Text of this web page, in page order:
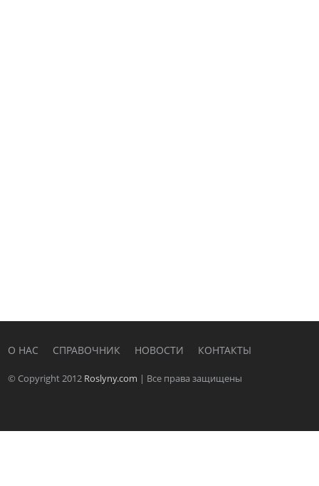
О НАС СПРАВОЧНИК НОВОСТИ КОНТАКТЫ
© Copyright 2012 Roslyny.com | Все права защищены